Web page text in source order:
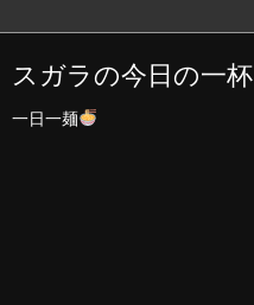
スガラの今日の一杯
一日一麺